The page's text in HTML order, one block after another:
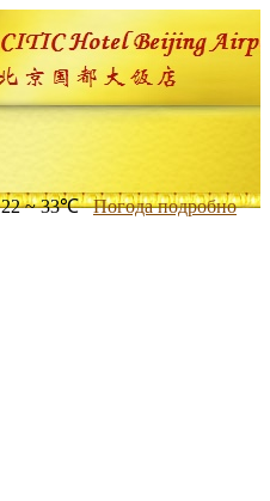
22 ~ 33℃ Погода подробно